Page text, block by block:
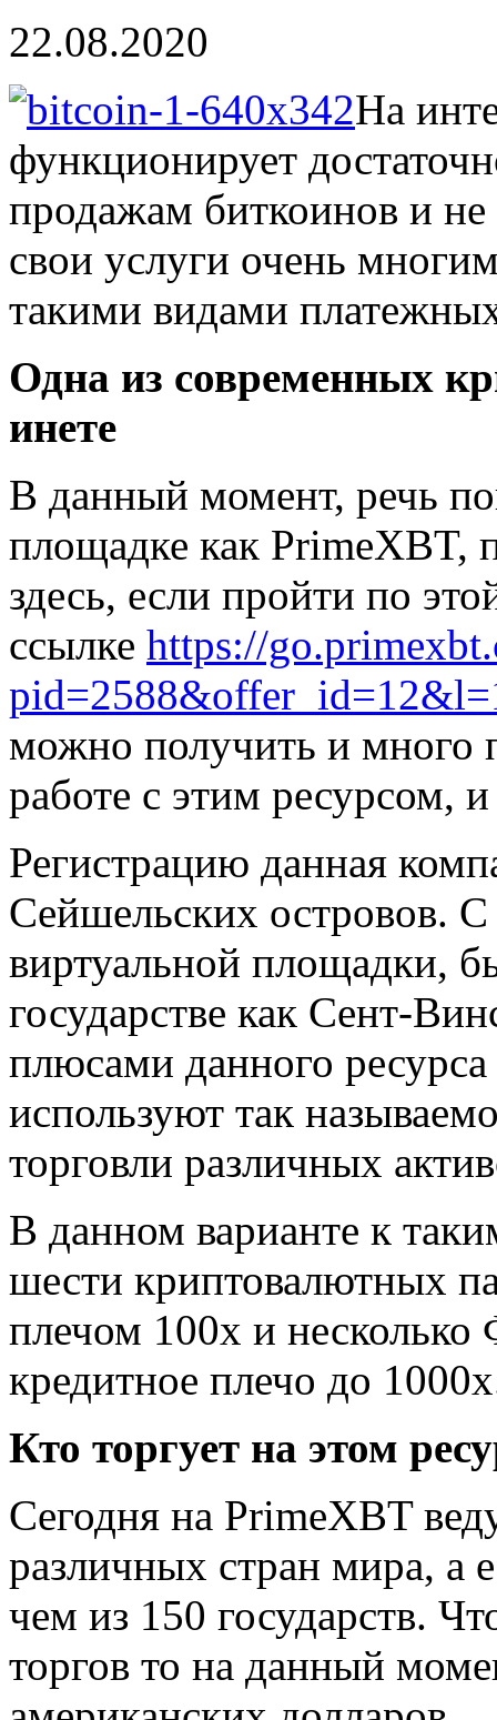
22.08.2020
На
функционирует
продажам биткоинов и не
свои услуги очень
такими видами
Одна из современных
инете
В данный момент, речь
площадке как PrimeXBT,
здесь, если пройти по
ссылке https://
можно получить и много
работе с этим ресурсом,
Регистрацию данная
Сейшельских островов.
виртуальной площадки,
государстве как Сент-
плюсами данного ресурса
используют так
торговли различных
В данном варианте к
шести криптовалютных
плечом 100х и несколько
кредитное плечо до
Кто торгует на этом
Сегодня на PrimeXBT
различных стран мира, а
чем из 150 государств.
торгов то на данный